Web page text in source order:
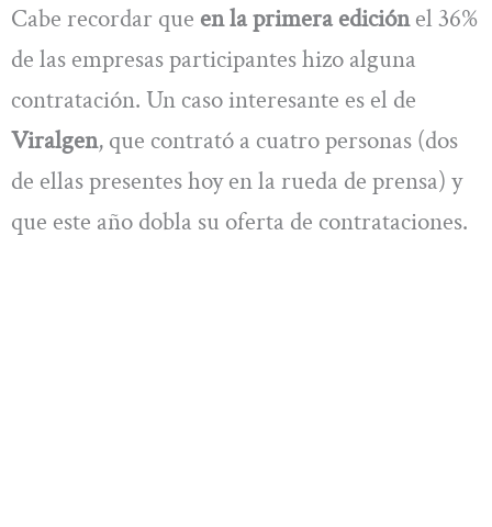
Cabe recordar que en la primera ediciónel 36%
de las empresas participantes hizo alguna
contratación. Un caso interesante es el de
Viralgen, que contrató a cuatro personas (dos
de ellas presentes hoy en la rueda de prensa) y
que este año dobla su oferta de contrataciones.